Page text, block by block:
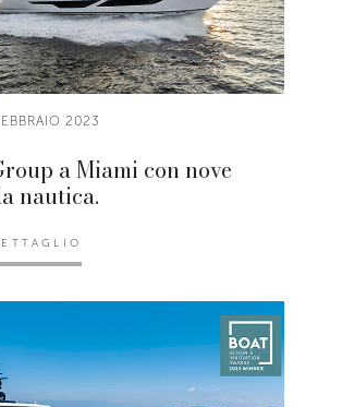
2023
a Miami con nove
nautica.